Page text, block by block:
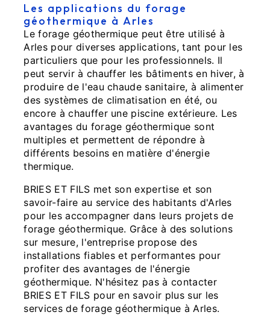
Les applications du forage
géothermique à Arles
Le forage géothermique peut être utilisé à
Arles pour diverses applications, tant pour les
particuliers que pour les professionnels. Il
peut servir à chauffer les bâtiments en hiver, à
produire de l'eau chaude sanitaire, à alimenter
des systèmes de climatisation en été, ou
encore à chauffer une piscine extérieure. Les
avantages du forage géothermique sont
multiples et permettent de répondre à
différents besoins en matière d'énergie
thermique.
BRIES ET FILS met son expertise et son
savoir-faire au service des habitants d'Arles
pour les accompagner dans leurs projets de
forage géothermique. Grâce à des solutions
sur mesure, l'entreprise propose des
installations fiables et performantes pour
profiter des avantages de l'énergie
géothermique. N'hésitez pas à contacter
BRIES ET FILS pour en savoir plus sur les
services de forage géothermique à Arles.